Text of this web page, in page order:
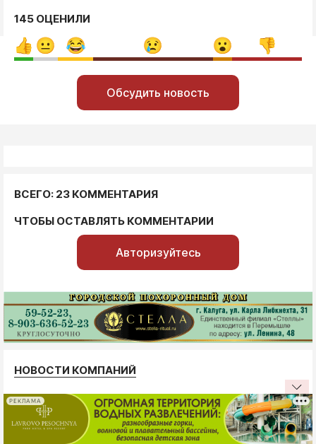
145 ОЦЕНИЛИ
Обсудить новость
ВСЕГО: 23 КОММЕНТАРИЯ
ЧТОБЫ ОСТАВЛЯТЬ КОММЕНТАРИИ
Авторизуйтесь
НОВОСТИ КОМПАНИЙ
РЕКЛАМА